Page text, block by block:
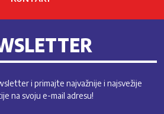
i primajte najvažnije i najsvežije
na svoju e-mail adresu!